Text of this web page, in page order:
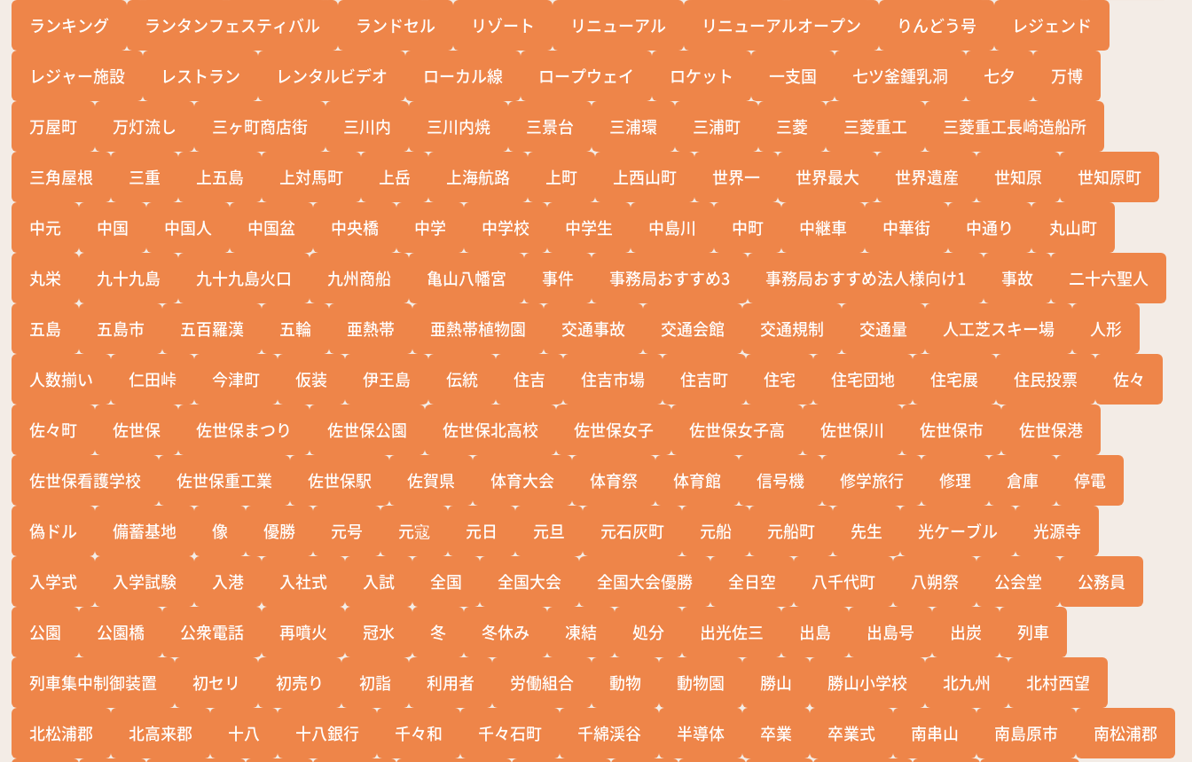
ランキング ランタンフェスティバル ランドセル リゾート リニューアル リニューアルオープン りんどう号 レジェンド
レジャー施設 レストラン レンタルビデオ ローカル線 ロープウェイ ロケット 一支国 七ツ釜鍾乳洞 七夕 万博
万屋町 万灯流し 三ヶ町商店街 三川内 三川内焼 三景台 三浦環 三浦町 三菱 三菱重工 三菱重工長崎造船所
三角屋根 三重 上五島 上対馬町 上岳 上海航路 上町 上西山町 世界一 世界最大 世界遺産 世知原 世知原町
中元 中国 中国人 中国盆 中央橋 中学 中学校 中学生 中島川 中町 中継車 中華街 中通り 丸山町
丸栄 九十九島 九十九島火口 九州商船 亀山八幡宮 事件 事務局おすすめ3 事務局おすすめ法人様向け1 事故 二十六聖人
五島 五島市 五百羅漢 五輪 亜熱帯 亜熱帯植物園 交通事故 交通会館 交通規制 交通量 人工芝スキー場 人形
人数揃い 仁田峠 今津町 仮装 伊王島 伝統 住吉 住吉市場 住吉町 住宅 住宅団地 住宅展 住民投票 佐々
佐々町 佐世保 佐世保まつり 佐世保公園 佐世保北高校 佐世保女子 佐世保女子高 佐世保川 佐世保市 佐世保港
佐世保看護学校 佐世保重工業 佐世保駅 佐賀県 体育大会 体育祭 体育館 信号機 修学旅行 修理 倉庫 停電
偽ドル 備蓄基地 像 優勝 元号 元寇 元日 元旦 元石灰町 元船 元船町 先生 光ケーブル 光源寺
入学式 入学試験 入港 入社式 入試 全国 全国大会 全国大会優勝 全日空 八千代町 八朔祭 公会堂 公務員
公園 公園橋 公衆電話 再噴火 冠水 冬 冬休み 凍結 処分 出光佐三 出島 出島号 出炭 列車
列車集中制御装置 初セリ 初売り 初詣 利用者 労働組合 動物 動物園 勝山 勝山小学校 北九州 北村西望
北松浦郡 北高来郡 十八 十八銀行 千々和 千々石町 千綿渓谷 半導体 卒業 卒業式 南串山 南島原市 南松浦郡